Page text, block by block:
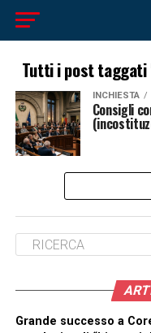
Tutti i post
INCHIESTA
Consigli
Grande successo a